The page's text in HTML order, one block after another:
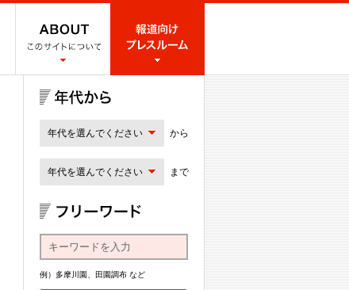
年代を選んでください から
年代を選んでください まで
例）多摩川園、田園調布 など